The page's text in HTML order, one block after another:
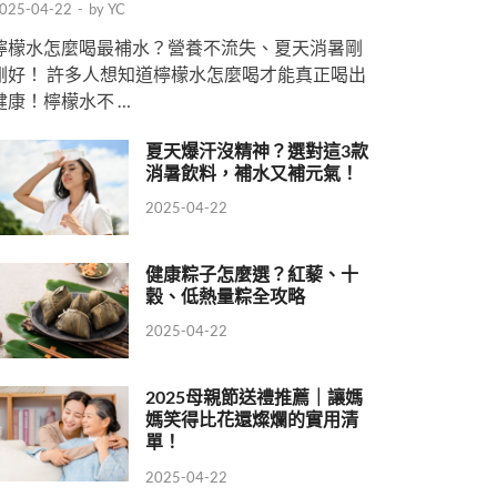
04-22 - byYC
檬水怎麼喝最補水？營養不流失、夏天消暑剛
好！ 許多人想知道檸檬水怎麼喝才能真正喝出
康！檸檬水不 …
夏天爆汗沒精神？選對這3款
消暑飲料，補水又補元氣！
2025-04-22
健康粽子怎麼選？紅藜、十
穀、低熱量粽全攻略
2025-04-22
2025母親節送禮推薦｜讓媽
媽笑得比花還燦爛的實用清
單！
2025-04-22